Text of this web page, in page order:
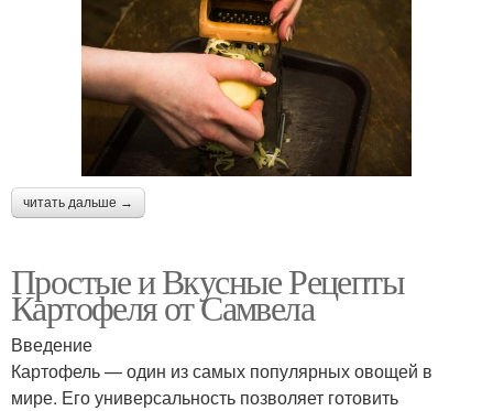
читать дальше →
Простые и Вкусные Рецепты
Картофеля от Самвела
Введение
Картофель — один из самых популярных овощей в
мире. Его универсальность позволяет готовить